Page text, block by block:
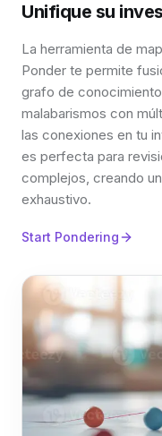
Unifique su
La herramienta de
Ponder te permite
grafo de
malabarismos con
las conexiones en tu
es perfecta para
complejos, creando
exhaustivo.
Start Pondering